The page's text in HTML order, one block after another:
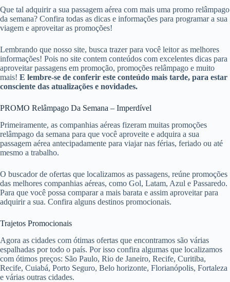
Que tal adquirir a sua passagem aérea com mais uma promo relâmpago
da semana? Confira todas as dicas e informações para programar a sua
viagem e aproveitar as promoções!
Lembrando que nosso site, busca trazer para você leitor as melhores
informações! Pois no site contem conteúdos com excelentes dicas para
aproveitar passagens em promoção, promoções relâmpago e muito
mais! E lembre-se de conferir este conteúdo mais tarde, para estar
consciente das atualizações e novidades.
PROMO Relâmpago Da Semana – Imperdível
Primeiramente, as companhias aéreas fizeram muitas promoções
relâmpago da semana para que você aproveite e adquira a sua
passagem aérea antecipadamente para viajar nas férias, feriado ou até
mesmo a trabalho.
O buscador de ofertas que localizamos as passagens, reúne promoções
das melhores companhias aéreas, como Gol, Latam, Azul e Passaredo.
Para que você possa comparar a mais barata e assim aproveitar para
adquirir a sua. Confira alguns destinos promocionais.
Trajetos Promocionais
Agora as cidades com ótimas ofertas que encontramos são várias
espalhadas por todo o país. Por isso confira algumas que localizamos
com ótimos preços: São Paulo, Rio de Janeiro, Recife, Curitiba,
Recife, Cuiabá, Porto Seguro, Belo horizonte, Florianópolis, Fortaleza
e várias outras cidades.